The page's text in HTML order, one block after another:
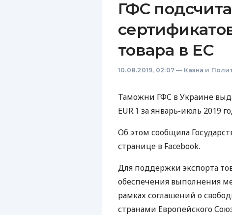
ГФС
товара в ЕС
10.08.2019, 02:07 — Казна и
Таможни ГФС в Украине
EUR.1 за январь-июль 2019
Об этом сообщила
странице в Facebook.
Для поддержки экспорта
обеспечения выполнения
рамках соглашений о
странами Европейского